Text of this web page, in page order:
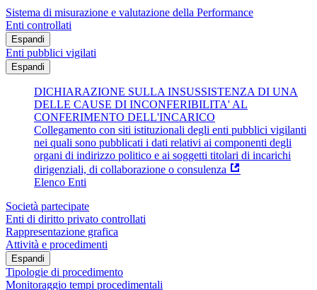
Sistema di misurazione e valutazione della Performance
Enti controllati
Espandi
Enti pubblici vigilati
Espandi
DICHIARAZIONE SULLA INSUSSISTENZA DI UNA
DELLE CAUSE DI INCONFERIBILITA' AL
CONFERIMENTO DELL'INCARICO
Collegamento con siti istituzionali degli enti pubblici vigilanti
nei quali sono pubblicati i dati relativi ai componenti degli
organi di indirizzo politico e ai soggetti titolari di incarichi
dirigenziali, di collaborazione o consulenza
Elenco Enti
Società partecipate
Enti di diritto privato controllati
Rappresentazione grafica
Attività e procedimenti
Espandi
Tipologie di procedimento
Monitoraggio tempi procedimentali